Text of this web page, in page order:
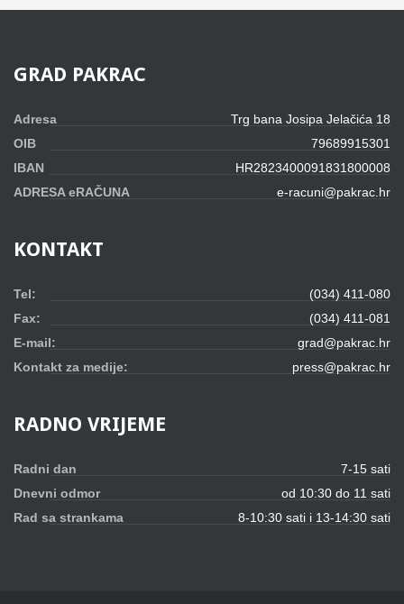
GRAD PAKRAC
Adresa
Trg bana Josipa Jelačića 18
OIB
79689915301
IBAN
HR2823400091831800008
ADRESA eRAČUNA
e-racuni@pakrac.hr
KONTAKT
Tel:
(034) 411-080
Fax:
(034) 411-081
E-mail:
grad@pakrac.hr
Kontakt za medije:
press@pakrac.hr
RADNO VRIJEME
Radni dan
7-15 sati
Dnevni odmor
od 10:30 do 11 sati
Rad sa strankama
8-10:30 sati i 13-14:30 sati